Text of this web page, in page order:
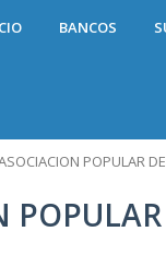
BANCOS
POPULAR